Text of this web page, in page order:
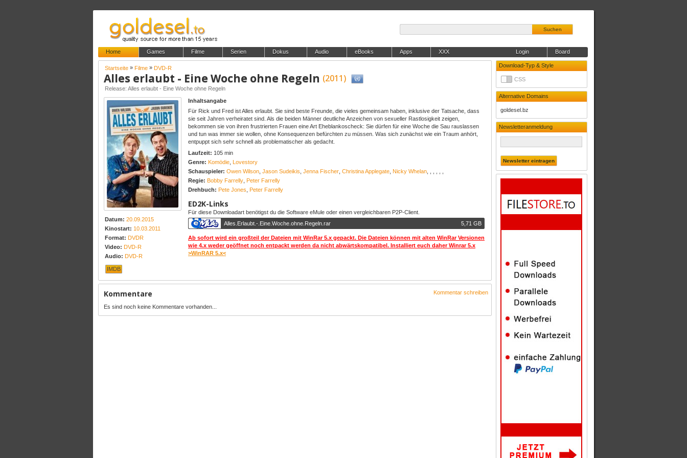
Suchen
Home Games Filme Serien Dokus Audio eBooks Apps XXX Board
Login
Download-Typ & Style
CSS
Alternative Domains
goldesel.bz
Newsletteranmeldung
Startseite » Filme » DVD-R
Alles erlaubt - Eine Woche ohne Regeln (2011)
Release: Alles erlaubt - Eine Woche ohne Regeln
Datum: 20.09.2015
Kinostart: 10.03.2011
Format: DVDR
Video: DVD-R
Audio: DVD-R
IMDB
Inhaltsangabe
Für Rick und Fred ist Alles erlaubt. Sie sind beste Freunde, die vieles gemeinsam haben, inklusive der Tatsache, dass
sie seit Jahren verheiratet sind. Als die beiden Männer deutliche Anzeichen von sexueller Rastlosigkeit zeigen,
bekommen sie von ihren frustrierten Frauen eine Art Eheblankoscheck: Sie dürfen für eine Woche die Sau rauslassen
und tun was immer sie wollen, ohne Konsequenzen befürchten zu müssen. Was sich zunächst wie ein Traum anhört,
entpuppt sich sehr schnell als problematischer als gedacht.
Laufzeit: 105 min
Genre: Komödie Lovestory
Schauspieler: Owen Wilson Jason Sudeikis Jenna Fischer Christina Applegate Nicky Whelan
Regie: Bobby Farrelly Peter Farrelly
Drehbuch: Pete Jones Peter Farrelly
ED2K-Links
Für diese Downloadart benötigst du die Software eMule oder einen vergleichbaren P2P-Client.
Alles.Erlaubt.-.Eine.Woche.ohne.Regeln.rar
5,71 GB
Ab sofort wird ein großteil der Dateien mit WinRar 5.x gepackt. Die Dateien können mit alten WinRar Versionen
wie 4.x weder geöffnet noch entpackt werden da nicht abwärtskompatibel. Installiert euch daher Winrar 5.x
>WinRAR 5.x<
Kommentar schreiben
Kommentare
Es sind noch keine Kommentare vorhanden...